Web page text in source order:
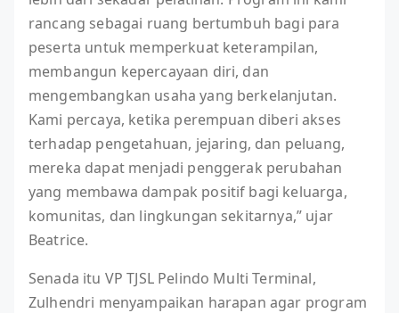
rancang sebagai ruang bertumbuh bagi para
peserta untuk memperkuat keterampilan,
membangun kepercayaan diri, dan
mengembangkan usaha yang berkelanjutan.
Kami percaya, ketika perempuan diberi akses
terhadap pengetahuan, jejaring, dan peluang,
mereka dapat menjadi penggerak perubahan
yang membawa dampak positif bagi keluarga,
komunitas, dan lingkungan sekitarnya,” ujar
Beatrice.
Senada itu VP TJSL Pelindo Multi Terminal,
Zulhendri menyampaikan harapan agar program